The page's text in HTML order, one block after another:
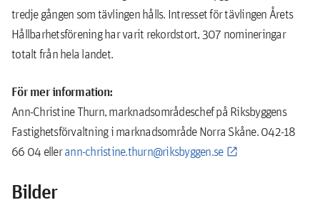
tredje gången som tävlingen hålls. Intresset för tävlingen Årets
Hållbarhetsförening har varit rekordstort, 307 nomineringar
totalt från hela landet.
För mer information:
Ann-Christine Thurn, marknadsområdeschef på Riksbyggens
Fastighetsförvaltning i marknadsområde Norra Skåne. 042-18
66 04 ellerann-christine.thurn@riksbyggen.se
Bilder